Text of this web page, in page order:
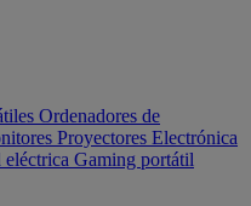
Ordenadores de
Proyectores Electrónica
Gaming portátil